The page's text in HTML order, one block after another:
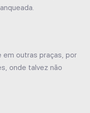
em outras praças, por
onde talvez não